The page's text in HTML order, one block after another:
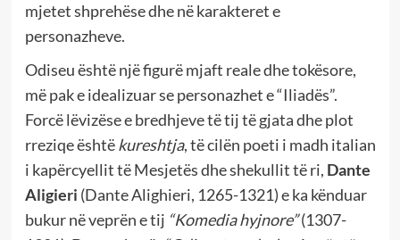
mjetet shprehëse dhe në karakteret e
personazheve.
Odiseu është një figurë mjaft reale dhe tokësore,
më pak e idealizuar se personazhet e “Iliadës”.
Forcë lëvizëse e bredhjeve të tij të gjata dhe plot
rreziqe është kureshtja, të cilën poeti i madh italian
i kapërcyellit të Mesjetës dhe shekullit të ri, Dante
Aligieri (Dante Alighieri, 1265-1321)e ka kënduar
bukur në veprën e tij “Komedia hyjnore” (1307-